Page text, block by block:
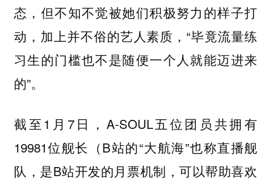
态，但不知不觉被她们积极努力的样子打
动，加上并不俗的艺人素质，“毕竟流量练
习生的门槛也不是随便一个人就能迈进来
的”。
截至1月7日，A-SOUL五位团员共拥有
19981位舰长（B站的“大航海”也称直播舰
队，是B站开发的月票机制，可以帮助喜欢